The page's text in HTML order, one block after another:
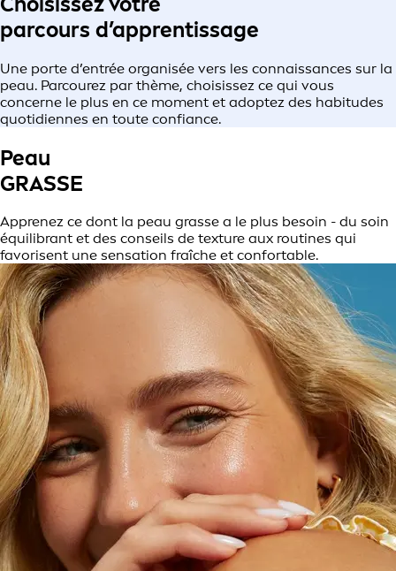
parcours d’apprentissage
Une porte d’entrée organisée vers les connaissances sur la
peau. Parcourez par thème, choisissez ce qui vous
concerne le plus en ce moment et adoptez des habitudes
quotidiennes en toute confiance.
Peau
GRASSE
Apprenez ce dont la peau grasse a le plus besoin - du soin
équilibrant et des conseils de texture aux routines qui
favorisent une sensation fraîche et confortable.